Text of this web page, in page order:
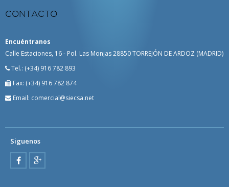
CONTACTO
Encuéntranos
Calle Estaciones, 16 - Pol. Las Monjas 28850 TORREJÓN DE ARDOZ (MADRID)
Tel.: (+34) 916 782 893
Fax: (+34) 916 782 874
Email: comercial@siecsa.net
Siguenos